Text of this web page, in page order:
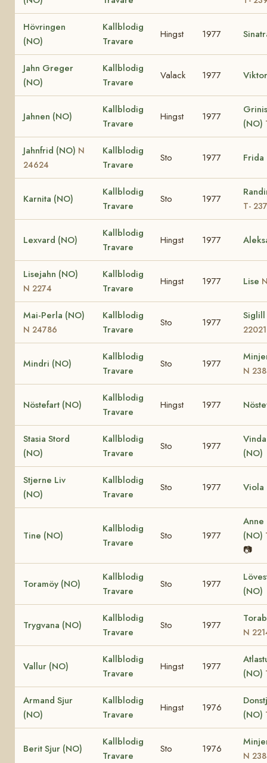
Hövringen
(NO)
Kallblodig
Travare
Hingst 1977
Jahn Greger
(NO)
Kallblodig
Travare
Valack 1977
Jahnen (NO)
Kallblodig
Travare
Hingst 1977
(NO)
Jahnfrid (NO) N
24624
Kallblodig
Travare
Sto 1977 Frida
Karnita (NO)
Kallblodig
Travare
Sto 1977
T-
Lexvard (NO)
Kallblodig
Travare
Hingst 1977
Lisejahn (NO)
N 2274
Kallblodig
Travare
Hingst 1977 Lise
Mai-Perla (NO)
N 24786
Kallblodig
Travare
Sto 1977
22021
Mindri (NO)
Kallblodig
Travare
Sto 1977
N
Nöstefart (NO)
Kallblodig
Travare
Hingst 1977
Stasia Stord
(NO)
Kallblodig
Travare
Sto 1977
(NO)
Stjerne Liv
(NO)
Kallblodig
Travare
Sto 1977 Viola
Tine (NO)
Kallblodig
Travare
Sto 1977
Anne
(NO)
📷
Toramöy (NO)
Kallblodig
Travare
Sto 1977
(NO)
Trygvana (NO)
Kallblodig
Travare
Sto 1977
N
Vallur (NO)
Kallblodig
Travare
Hingst 1977
(NO)
Armand Sjur
(NO)
Kallblodig
Travare
Hingst 1976
(NO)
Berit Sjur (NO)
Kallblodig
Travare
Sto 1976
N